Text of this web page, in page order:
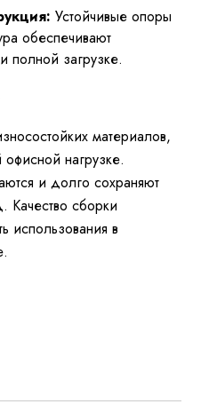
Устойчивые опоры
обеспечивают
полной загрузке.
материалов,
нагрузке.
и долго сохраняют
Качество сборки
использования в